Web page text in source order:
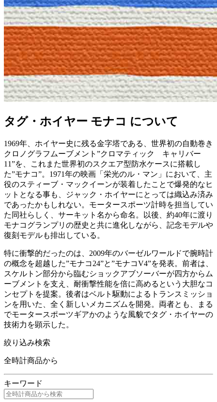
タグ・ホイヤー モナコ について
1969年、ホイヤー史に残る金字塔である、世界初の自動巻き
クロノグラフムーブメント”クロマティック キャリバー
11”を、これまた世界初のスクエア型防水ケースに搭載し
た”モナコ”。1971年の映画「栄光のル・マン」において、主
役のスティーブ・マックイーンが装着したことで爆発的なヒ
ットとなる事も、ジャック・ホイヤーにとっては織込み済み
であったかもしれない。モータースポーツ計時を担当してい
た同社らしく、サーキット名から命名。以後、約40年に渡り
モナコグランプリの歴史と共に進化しながら、記念モデルや
復刻モデルも排出している。
特に衝撃的だったのは、2009年のバーゼルワールドで腕時計
の概念を超越した”モナコ24”と”モナコV4”を発表。前者は、
スケルトン部分から臨むショックアブソーバーが四方からム
ーブメントを支え、耐衝撃性能を倍に高めるという大胆なコ
ンセプトを提案。後者はベルト駆動によるトランスミッショ
ンを用いた、全く新しいメカニズムを開発。両者とも、まる
でモータースポーツギアかのような風貌でタグ・ホイヤーの
技術力を顕示した。
絞り込み検索
全時計商品から
キーワード